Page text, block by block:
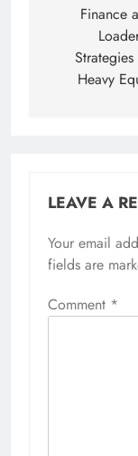
Finance
Heavy
LEAVE A
Your email
fields are
Comment *